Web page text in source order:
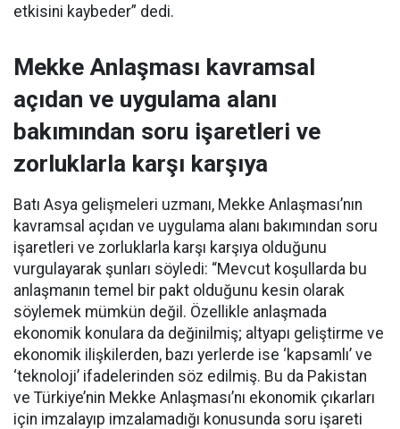
etkisini kaybeder” dedi.
Mekke Anlaşması kavramsal
açıdan ve uygulama alanı
bakımından soru işaretleri ve
zorluklarla karşı karşıya
Batı Asya gelişmeleri uzmanı, Mekke Anlaşması’nın
kavramsal açıdan ve uygulama alanı bakımından soru
işaretleri ve zorluklarla karşı karşıya olduğunu
vurgulayarak şunları söyledi: “Mevcut koşullarda bu
anlaşmanın temel bir pakt olduğunu kesin olarak
söylemek mümkün değil. Özellikle anlaşmada
ekonomik konulara da değinilmiş; altyapı geliştirme ve
ekonomik ilişkilerden, bazı yerlerde ise ‘kapsamlı’ ve
‘teknoloji’ ifadelerinden söz edilmiş. Bu da Pakistan
ve Türkiye’nin Mekke Anlaşması’nı ekonomik çıkarları
için imzalayıp imzalamadığı konusunda soru işareti